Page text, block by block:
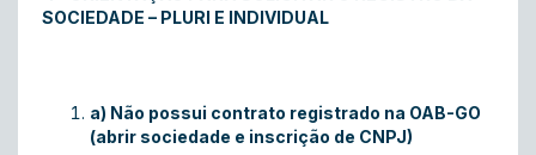
SOCIEDADE – PLURI E INDIVIDUAL
a) Não possui contrato registrado na OAB-GO
(abrir sociedade e inscrição de CNPJ)